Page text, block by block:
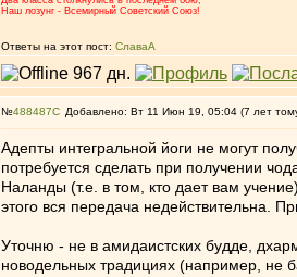
Наш лозунг - Всемирный Советский Союз!
Ответы на этот пост: СлаваА
№488487 Добавлено: Вт 11 Июн 19, 05:04 (7 лет
Адепты интегральной йоги не могут
потребуется сделать при получении
Наланды (т.е. в том, кто дает вам
этого вся передача недействительна.
Уточню - не в амидаистских будде,
новодельных традициях (например, не